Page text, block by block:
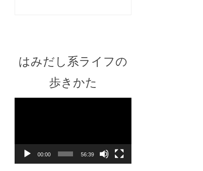
はみだし系ライフの
歩きかた
00:00 56:39